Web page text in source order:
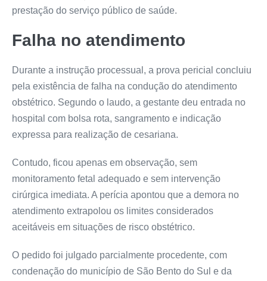
prestação do serviço público de saúde.
Falha no atendimento
Durante a instrução processual, a prova pericial concluiu
pela existência de falha na condução do atendimento
obstétrico. Segundo o laudo, a gestante deu entrada no
hospital com bolsa rota, sangramento e indicação
expressa para realização de cesariana.
Contudo, ficou apenas em observação, sem
monitoramento fetal adequado e sem intervenção
cirúrgica imediata. A perícia apontou que a demora no
atendimento extrapolou os limites considerados
aceitáveis em situações de risco obstétrico.
O pedido foi julgado parcialmente procedente, com
condenação do município de São Bento do Sul e da